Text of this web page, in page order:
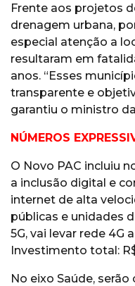
Frente aos projetos
drenagem urbana,
especial atenção a
resultaram em
anos. “Esses
transparente e
garantiu o ministro
NÚMEROS
O Novo PAC incluiu
a inclusão digital e
internet de alta
públicas e unidades
5G, vai levar rede 4G
Investimento total:
No eixo Saúde,